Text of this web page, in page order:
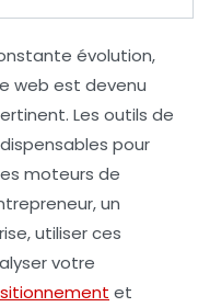
évolution,
web est devenu
Les outils de
pour
moteurs de
un
utiliser ces
votre
et